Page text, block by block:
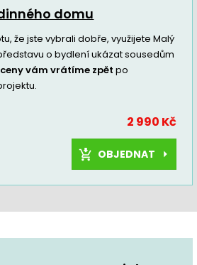
domu
že jste vybrali dobře, využijete Malý
o bydlení ukázat sousedům
ceny vám vrátíme zpět po
2 990 Kč
OBJEDNAT